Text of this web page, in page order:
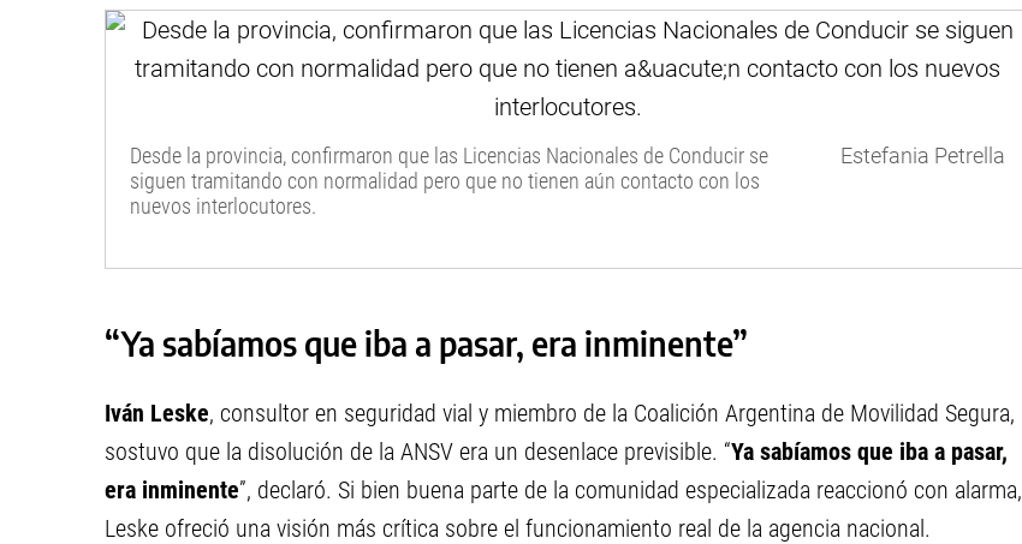
Desde la provincia, confirmaron que las Licencias Nacionales de Conducir se
siguen tramitando con normalidad pero que no tienen aún contacto con los
nuevos interlocutores.
Estefania Petrella
“Ya sabíamos que iba a pasar, era inminente”
Iván Leske, consultor en seguridad vial y miembro de la Coalición Argentina de Movilidad Segura,
sostuvo que la disolución de la ANSV era un desenlace previsible. “Ya sabíamos que iba a pasar,
era inminente”, declaró. Si bien buena parte de la comunidad especializada reaccionó con alarma,
Leske ofreció una visión más crítica sobre el funcionamiento real de la agencia nacional.